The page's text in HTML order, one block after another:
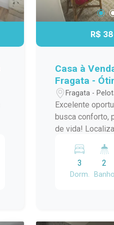
R$
Casa à
Fragata -
Fragata -
Excelente
busca conforto,
de vida!
e valorizada,
mercados,
transporte público.
3
Dorm.
2
Banho